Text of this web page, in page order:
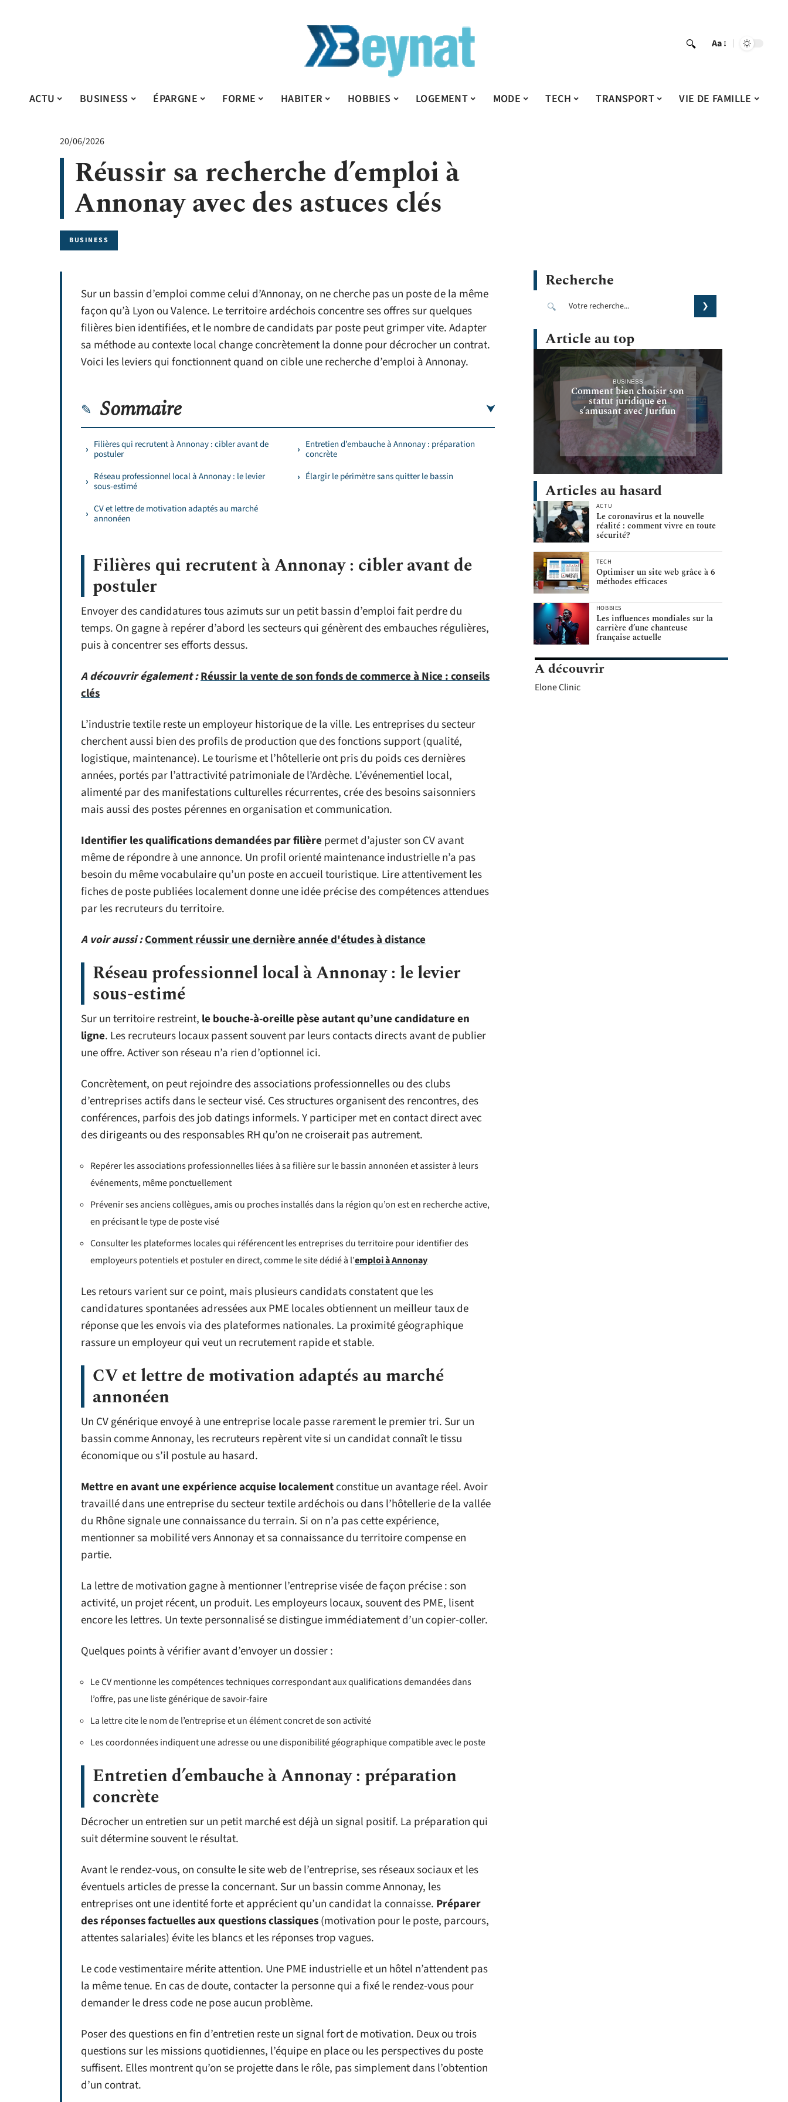
Aa
ACTU BUSINESS ÉPARGNE FORME HABITER HOBBIES LOGEMENT MODE TECH TRANSPORT VIE DE FAMILLE
20/06/2026
Réussir sa recherche d’emploi à
Annonay avec des astuces clés
BUSINESS
Sur un bassin d’emploi comme celui d’Annonay, on ne cherche pas un poste de la même
façon qu’à Lyon ou Valence. Le territoire ardéchois concentre ses offres sur quelques
filières bien identifiées, et le nombre de candidats par poste peut grimper vite. Adapter
sa méthode au contexte local change concrètement la donne pour décrocher un contrat.
Voici les leviers qui fonctionnent quand on cible une recherche d’emploi à Annonay.
Sommaire
Filières qui recrutent à Annonay : cibler avant de
postuler
Réseau professionnel local à Annonay : le levier
sous-estimé
CV et lettre de motivation adaptés au marché
annonéen
Entretien d’embauche à Annonay : préparation
concrète
Élargir le périmètre sans quitter le bassin
Filières qui recrutent à Annonay : cibler avant de
postuler
Envoyer des candidatures tous azimuts sur un petit bassin d’emploi fait perdre du
temps. On gagne à repérer d’abord les secteurs qui génèrent des embauches régulières,
puis à concentrer ses efforts dessus.
A découvrir également :Réussir la vente de son fonds de commerce à Nice : conseils
clés
L’industrie textile reste un employeur historique de la ville. Les entreprises du secteur
cherchent aussi bien des profils de production que des fonctions support (qualité,
logistique, maintenance). Le tourisme et l’hôtellerie ont pris du poids ces dernières
années, portés par l’attractivité patrimoniale de l’Ardèche. L’événementiel local,
alimenté par des manifestations culturelles récurrentes, crée des besoins saisonniers
mais aussi des postes pérennes en organisation et communication.
Identifier les qualifications demandées par filière permet d’ajuster son CV avant
même de répondre à une annonce. Un profil orienté maintenance industrielle n’a pas
besoin du même vocabulaire qu’un poste en accueil touristique. Lire attentivement les
fiches de poste publiées localement donne une idée précise des compétences attendues
par les recruteurs du territoire.
A voir aussi :Comment réussir une dernière année d'études à distance
Réseau professionnel local à Annonay : le levier
sous-estimé
Sur un territoire restreint, le bouche-à-oreille pèse autant qu’une candidature en
ligne. Les recruteurs locaux passent souvent par leurs contacts directs avant de publier
une offre. Activer son réseau n’a rien d’optionnel ici.
Concrètement, on peut rejoindre des associations professionnelles ou des clubs
d’entreprises actifs dans le secteur visé. Ces structures organisent des rencontres, des
conférences, parfois des job datings informels. Y participer met en contact direct avec
des dirigeants ou des responsables RH qu’on ne croiserait pas autrement.
Repérer les associations professionnelles liées à sa filière sur le bassin annonéen et assister à leurs
événements, même ponctuellement
Prévenir ses anciens collègues, amis ou proches installés dans la région qu’on est en recherche active,
en précisant le type de poste visé
Consulter les plateformes locales qui référencent les entreprises du territoire pour identifier des
employeurs potentiels et postuler en direct, comme le site dédié à l’emploi à Annonay
Les retours varient sur ce point, mais plusieurs candidats constatent que les
candidatures spontanées adressées aux PME locales obtiennent un meilleur taux de
réponse que les envois via des plateformes nationales. La proximité géographique
rassure un employeur qui veut un recrutement rapide et stable.
CV et lettre de motivation adaptés au marché
annonéen
Un CV générique envoyé à une entreprise locale passe rarement le premier tri. Sur un
bassin comme Annonay, les recruteurs repèrent vite si un candidat connaît le tissu
économique ou s’il postule au hasard.
Mettre en avant une expérience acquise localementconstitue un avantage réel. Avoir
travaillé dans une entreprise du secteur textile ardéchois ou dans l’hôtellerie de la vallée
du Rhône signale une connaissance du terrain. Si on n’a pas cette expérience,
mentionner sa mobilité vers Annonay et sa connaissance du territoire compense en
partie.
La lettre de motivation gagne à mentionner l’entreprise visée de façon précise : son
activité, un projet récent, un produit. Les employeurs locaux, souvent des PME, lisent
encore les lettres. Un texte personnalisé se distingue immédiatement d’un copier-coller.
Quelques points à vérifier avant d’envoyer un dossier :
Le CV mentionne les compétences techniques correspondant aux qualifications demandées dans
l’offre, pas une liste générique de savoir-faire
La lettre cite le nom de l’entreprise et un élément concret de son activité
Les coordonnées indiquent une adresse ou une disponibilité géographique compatible avec le poste
Entretien d’embauche à Annonay : préparation
concrète
Décrocher un entretien sur un petit marché est déjà un signal positif. La préparation qui
suit détermine souvent le résultat.
Avant le rendez-vous, on consulte le site web de l’entreprise, ses réseaux sociaux et les
éventuels articles de presse la concernant. Sur un bassin comme Annonay, les
entreprises ont une identité forte et apprécient qu’un candidat la connaisse. Préparer
des réponses factuelles aux questions classiques(motivation pour le poste, parcours,
attentes salariales) évite les blancs et les réponses trop vagues.
Le code vestimentaire mérite attention. Une PME industrielle et un hôtel n’attendent pas
la même tenue. En cas de doute, contacter la personne qui a fixé le rendez-vous pour
demander le dress code ne pose aucun problème.
Poser des questions en fin d’entretien reste un signal fort de motivation. Deux ou trois
questions sur les missions quotidiennes, l’équipe en place ou les perspectives du poste
suffisent. Elles montrent qu’on se projette dans le rôle, pas simplement dans l’obtention
d’un contrat.
Recherche
Article au top
BUSINESS
Comment bien choisir son
statut juridique en
s’amusant avec Jurifun
Articles au hasard
ACTU
Le coronavirus et la nouvelle
réalité : comment vivre en toute
sécurité?
TECH
Optimiser un site web grâce à 6
méthodes efficaces
HOBBIES
Les influences mondiales sur la
carrière d’une chanteuse
française actuelle
A découvrir
Elone Clinic